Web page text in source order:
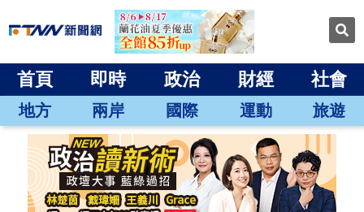
首頁 即時 政治 財經 社會
地方 兩岸 國際 運動 旅遊